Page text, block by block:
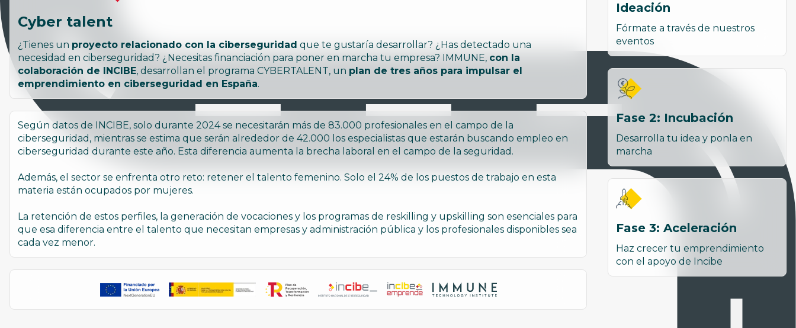
Cyber talent
¿Tienes un proyecto relacionado con la ciberseguridad que te gustaría desarrollar? ¿Has detectado una
necesidad en ciberseguridad? ¿Necesitas financiación para poner en marcha tu empresa? IMMUNE, con la
colaboración de INCIBE, desarrollan el programa CYBERTALENT, un plan de tres años para impulsar el
emprendimiento en ciberseguridad en España.
Según datos de INCIBE, solo durante 2024 se necesitarán más de 83.000 profesionales en el campo de la
ciberseguridad, mientras se estima que serán alrededor de 42.000 los especialistas que estarán buscando empleo en
ciberseguridad durante este año. Esta diferencia aumenta la brecha laboral en el campo de la seguridad.
Además, el sector se enfrenta otro reto: retener el talento femenino. Solo el 24% de los puestos de trabajo en esta
materia están ocupados por mujeres.
La retención de estos perfiles, la generación de vocaciones y los programas de reskilling y upskilling son esenciales para
que esa diferencia entre el talento que necesitan empresas y administración pública y los profesionales disponibles sea
cada vez menor.
Ideación
Fórmate a través de nuestros
eventos
Fase 2: Incubación
Desarrolla tu idea y ponla en
marcha
Fase 3: Aceleración
Haz crecer tu emprendimiento
con el apoyo de Incibe